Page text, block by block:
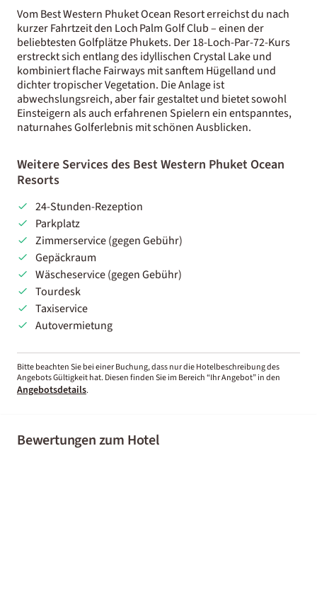
Vom Best Western Phuket Ocean Resort erreichst du nach
kurzer Fahrtzeit den Loch Palm Golf Club – einen der
beliebtesten Golfplätze Phukets. Der 18-Loch-Par-72-Kurs
erstreckt sich entlang des idyllischen Crystal Lake und
kombiniert flache Fairways mit sanftem Hügelland und
dichter tropischer Vegetation. Die Anlage ist
abwechslungsreich, aber fair gestaltet und bietet sowohl
Einsteigern als auch erfahrenen Spielern ein entspanntes,
naturnahes Golferlebnis mit schönen Ausblicken.
Weitere Services des Best Western Phuket Ocean
Resorts
24-Stunden-Rezeption
Parkplatz
Zimmerservice (gegen Gebühr)
Gepäckraum
Wäscheservice (gegen Gebühr)
Tourdesk
Taxiservice
Autovermietung
Bitte beachten Sie bei einer Buchung, dass nur die Hotelbeschreibung des
Angebots Gültigkeit hat. Diesen finden Sie im Bereich “Ihr Angebot” in den
Angebotsdetails.
Bewertungen zum Hotel